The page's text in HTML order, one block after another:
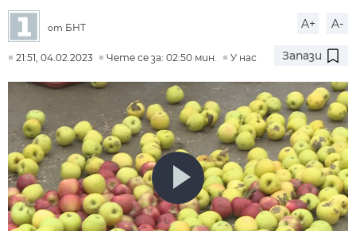
от БНТ A+ A-
21:51, 04.02.2023 Чете се за: 02:50 мин. У нас Запази